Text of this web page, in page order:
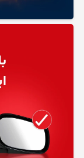
لوازم